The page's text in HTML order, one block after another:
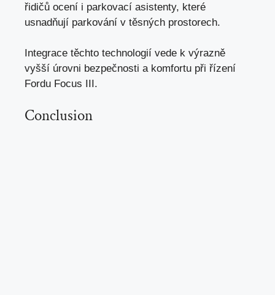
řidičů ocení i parkovací asistenty, které
usnadňují parkování v těsných prostorech.
Integrace těchto technologií vede k výrazně
vyšší úrovni bezpečnosti a komfortu při řízení
Fordu Focus III.
Conclusion